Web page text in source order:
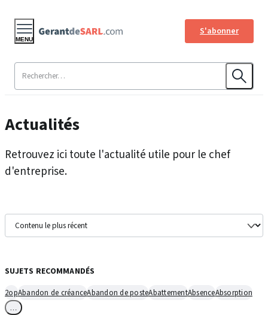
S'abonner
MENU
Actualités
Retrouvez ici toute l'actualité utile pour le chef
d'entreprise.
SUJETS RECOMMANDÉS
2opAbandon de créanceAbandon de posteAbattementAbsenceAbsorption